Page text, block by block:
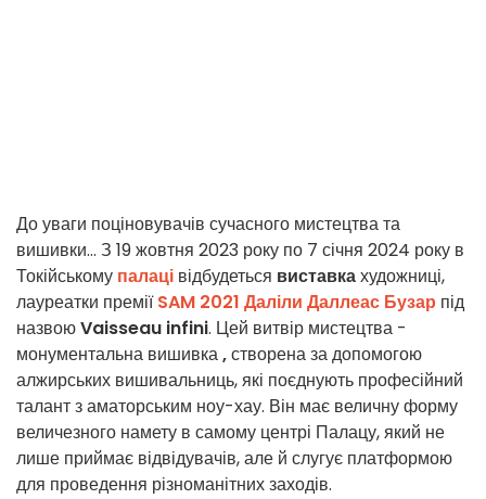
До уваги поціновувачів сучасного мистецтва та
вишивки... З 19 жовтня 2023 року по 7 січня 2024 року в
Токійському палаці відбудеться виставкахудожниці,
лауреатки преміїSAM 2021 Даліли Даллеас Бузар під
назвоюVaisseau infini. Цей витвір мистецтва -
монументальна вишивка,створена за допомогою
алжирських вишивальниць, які поєднують професійний
талант з аматорським ноу-хау. Він має величну форму
величезного намету в самому центрі Палацу, який не
лише приймає відвідувачів, але й слугує платформою
для проведення різноманітних заходів.